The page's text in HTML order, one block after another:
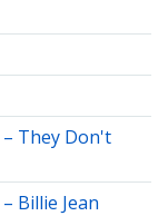
– They Don't
– Billie Jean